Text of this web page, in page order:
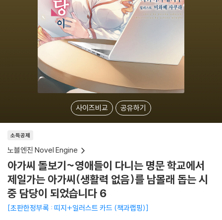
사이즈비교 공유하기
소득공제
노블엔진 Novel Engine
아가씨 돌보기~영애들이 다니는 명문 학교에서
제일가는 아가씨(생활력 없음)를 남몰래 돕는 시
중 담당이 되었습니다 6
초판한정부록 : 띠지+일러스트 카드 (책과랩핑)